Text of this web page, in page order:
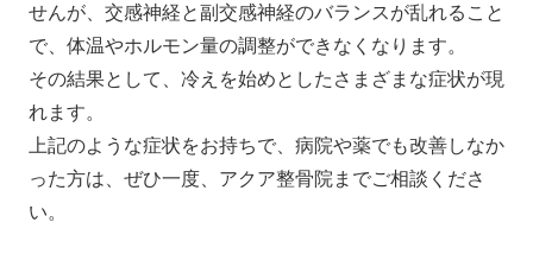
せんが、交感神経と副交感神経のバランスが乱れること
で、体温やホルモン量の調整ができなくなります。
その結果として、冷えを始めとしたさまざまな症状が現
れます。
上記のような症状をお持ちで、病院や薬でも改善しなか
った方は、ぜひ一度、アクア整骨院までご相談くださ
い。